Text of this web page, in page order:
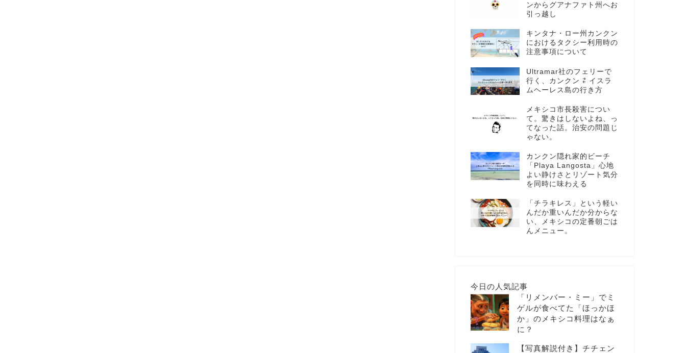
ンからグアナファト州へお
引っ越し
キンタナ・ロー州カンクン
におけるタクシー利用時の
注意事項について
Ultramar社のフェリーで
行く、カンクン ⇄ イスラ
ムヘーレス島の行き方
メキシコ市長殺害につい
て。驚きはしないよね、っ
てなった話。治安の問題じ
ゃない。
カンクン隠れ家的ビーチ
「Playa Langosta」心地
よい静けさとリゾート気分
を同時に味わえる
「チラキレス」という軽い
んだか重いんだか分からな
い、メキシコの定番朝ごは
んメニュー。
今日の人気記事
「リメンバー・ミー」でミ
ゲルが食べてた「ほっかほ
か」のメキシコ料理はなぁ
に？
【写真解説付き】チチェン